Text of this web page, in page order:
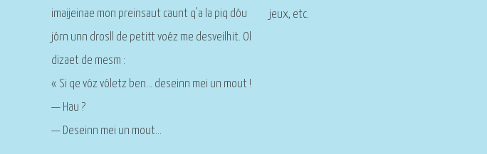
imaijeinae mon preinsaut caunt q'a la piq dóu
jórn unn drosll de petitt voéz me desveilhit. Ol
dizaet de mesm :
« Si qe vóz vóletz ben… deseinn mei un mout !
— Hau ?
— Deseinn mei un mout…
jeux, etc.